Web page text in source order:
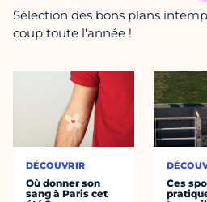
Sélection des bons plans
coup toute l'année !
DÉCOUVRIR
Où donner son
sang à Paris cet
Ces